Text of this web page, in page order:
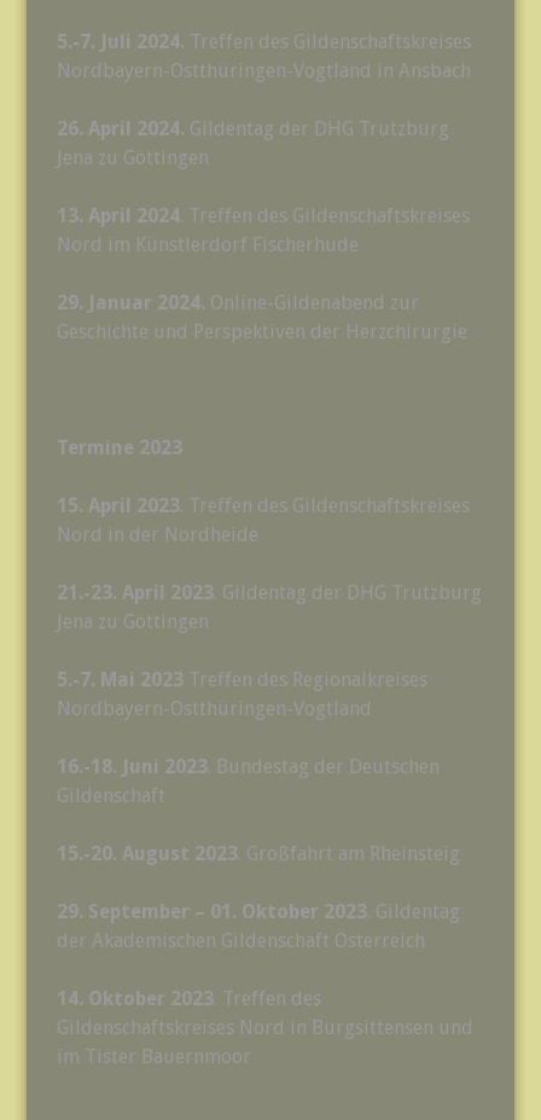
5.-7. Juli 2024. Treffen des Gildenschaftskreises
Nordbayern-Ostthüringen-Vogtland in Ansbach
26. April 2024. Gildentag der DHG Trutzburg
Jena zu Göttingen
13. April 2024. Treffen des Gildenschaftskreises
Nord im Künstlerdorf Fischerhude
29. Januar 2024. Online-Gildenabend zur
Geschichte und Perspektiven der Herzchirurgie
Termine 2023
15. April 2023. Treffen des Gildenschaftskreises
Nord in der Nordheide
21.-23. April 2023. Gildentag der DHG Trutzburg
Jena zu Göttingen
5.-7. Mai 2023Treffen des Regionalkreises
Nordbayern-Ostthüringen-Vogtland
16.-18. Juni 2023. Bundestag der Deutschen
Gildenschaft
15.-20. August 2023. Großfahrt am Rheinsteig
29. September – 01. Oktober 2023. Gildentag
der Akademischen Gildenschaft Österreich
14. Oktober 2023. Treffen des
Gildenschaftskreises Nord in Burgsittensen und
im Tister Bauernmoor